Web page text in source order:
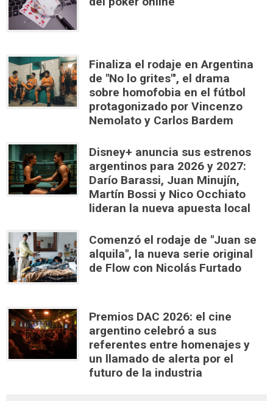
Finaliza el rodaje en Argentina
de "No lo grites"', el drama
sobre homofobia en el fútbol
protagonizado por Vincenzo
Nemolato y Carlos Bardem
Disney+ anuncia sus estrenos
argentinos para 2026 y 2027:
Darío Barassi, Juan Minujín,
Martín Bossi y Nico Occhiato
lideran la nueva apuesta local
Comenzó el rodaje de "Juan se
alquila", la nueva serie original
de Flow con Nicolás Furtado
Premios DAC 2026: el cine
argentino celebró a sus
referentes entre homenajes y
un llamado de alerta por el
futuro de la industria